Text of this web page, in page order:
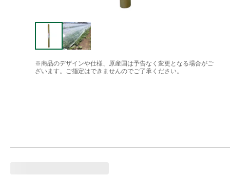
※商品のデザインや仕様、原産国は予告なく変更となる場合がご
ざいます。ご指定はできませんのでご了承ください。